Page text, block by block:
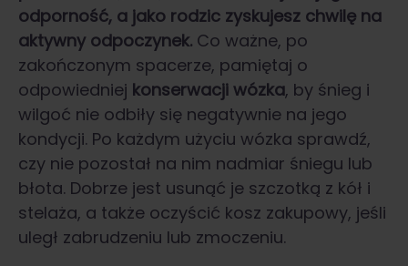
odporność, a jako rodzic zyskujesz chwilę na
aktywny odpoczynek. Co ważne, po
zakończonym spacerze, pamiętaj o
odpowiedniej konserwacji wózka, by śnieg i
wilgoć nie odbiły się negatywnie na jego
kondycji. Po każdym użyciu wózka sprawdź,
czy nie pozostał na nim nadmiar śniegu lub
błota. Dobrze jest usunąć je szczotką z kół i
stelaża, a także oczyścić kosz zakupowy, jeśli
uległ zabrudzeniu lub zmoczeniu.